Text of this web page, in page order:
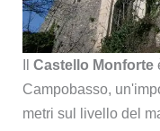
Castello Monforte
Campobasso,
metri sul livello del